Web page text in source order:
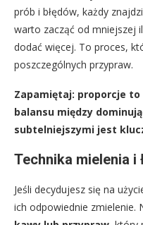
prób i błędów, każdy
warto zacząć od mniejszej
dodać więcej. To proces,
poszczególnych przypraw.
Zapamiętaj: proporcje
balansu między
subtelniejszymi jest
Technika mielenia i
Jeśli decydujesz się na
ich odpowiednie zmielenie.